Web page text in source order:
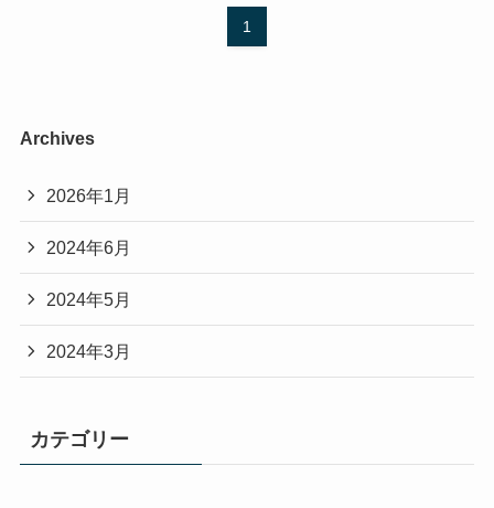
1
Archives
2026年1月
2024年6月
2024年5月
2024年3月
カテゴリー